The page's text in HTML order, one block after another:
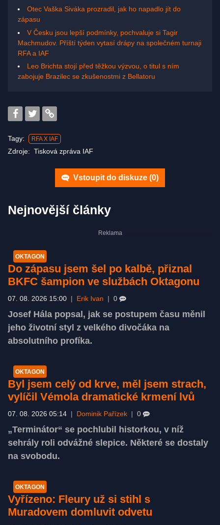
Otec Vaška Siváka prozradil, jak ho napadlo jít do
zápasu
V Česku jsou lepší podmínky, pochvaluje si Tagir
Machmudov. Příští týden vytasí drápy na společném turnaji
RFA a IAF
Leo Brichta stojí před těžkou výzvou, o titul s ním
zabojuje Brazilec se zkušenostmi z Bellatoru
Tagy: RFA X IAF
Zdroje: Tisková zpráva IAF
Vstoupit do diskuze (0)
Nejnovější články
OKTAGON
Do zápasu jsem šel po kalbě, přiznal
BKFC šampion ve službách Oktagonu
07. 08. 2026 15:00 Erik Ivan 0
Josef Hála popsal, jak se postupem času měnil
jeho životní styl z velkého divočáka na
absolutního profíka.
OKTAGON
Byl jsem celý od krve, měl jsem strach,
vylíčil Vémola dramatické krmení lvů
07. 08. 2026 05:14 Dominik Pařízek 0
„Terminátor“ se pochlubil historkou, v níž
sehrály roli odvážné slepice. Některé se dostaly
na svobodu.
OKTAGON
Vyřízeno: Fleury už si stihl s
Muradovem domluvit odvetu